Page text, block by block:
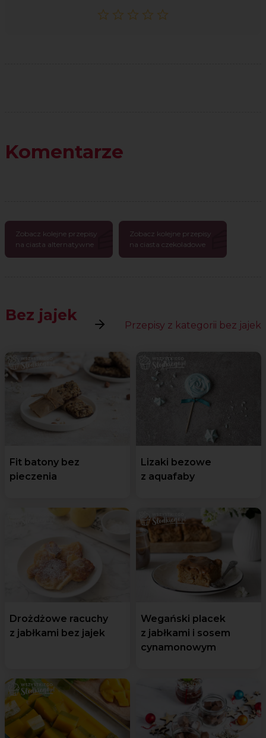
Komentarze
Zobacz kolejne przepisy
na ciasta alternatywne
Zobacz kolejne przepisy
na ciasta czekoladowe
Bez jajek
Przepisy z kategorii bez jajek
Fit batony bez
pieczenia
Lizaki bezowe
z aquafaby
Drożdżowe racuchy
z jabłkami bez jajek
Wegański placek
z jabłkami i sosem
cynamonowym